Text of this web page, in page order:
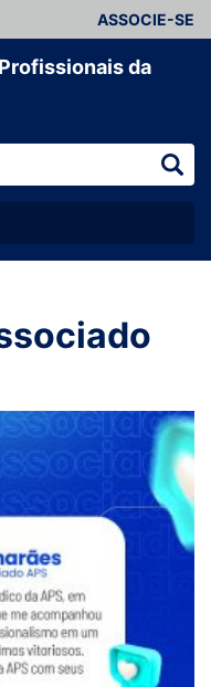
ASSOCIE-SE
da